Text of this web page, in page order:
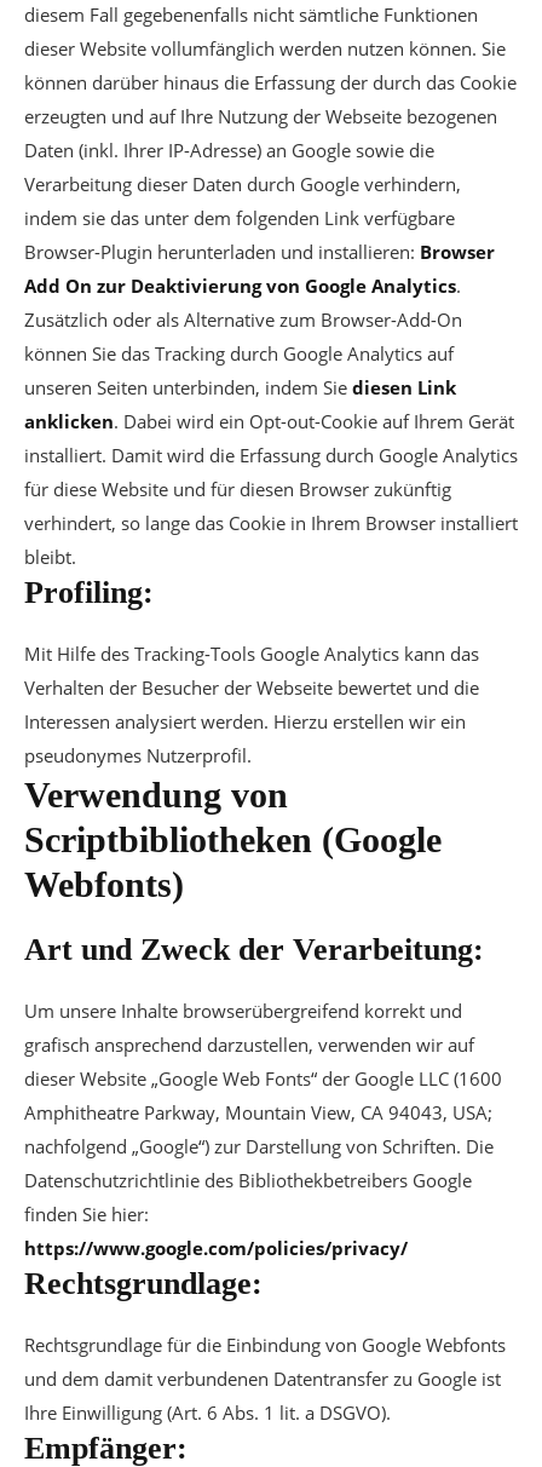
diesem Fall gegebenenfalls nicht sämtliche Funktionen
dieser Website vollumfänglich werden nutzen können. Sie
können darüber hinaus die Erfassung der durch das Cookie
erzeugten und auf Ihre Nutzung der Webseite bezogenen
Daten (inkl. Ihrer IP-Adresse) an Google sowie die
Verarbeitung dieser Daten durch Google verhindern,
indem sie das unter dem folgenden Link verfügbare
Browser-Plugin herunterladen und installieren: Browser
Add On zur Deaktivierung von Google Analytics.
Zusätzlich oder als Alternative zum Browser-Add-On
können Sie das Tracking durch Google Analytics auf
unseren Seiten unterbinden, indem Sie diesen Link
anklicken. Dabei wird ein Opt-out-Cookie auf Ihrem Gerät
installiert. Damit wird die Erfassung durch Google Analytics
für diese Website und für diesen Browser zukünftig
verhindert, so lange das Cookie in Ihrem Browser installiert
bleibt.
Profiling:
Mit Hilfe des Tracking-Tools Google Analytics kann das
Verhalten der Besucher der Webseite bewertet und die
Interessen analysiert werden. Hierzu erstellen wir ein
pseudonymes Nutzerprofil.
Verwendung von
Scriptbibliotheken (Google
Webfonts)
Art und Zweck der Verarbeitung:
Um unsere Inhalte browserübergreifend korrekt und
grafisch ansprechend darzustellen, verwenden wir auf
dieser Website „Google Web Fonts“ der Google LLC (1600
Amphitheatre Parkway, Mountain View, CA 94043, USA;
nachfolgend „Google“) zur Darstellung von Schriften. Die
Datenschutzrichtlinie des Bibliothekbetreibers Google
finden Sie hier:
https://www.google.com/policies/privacy/
Rechtsgrundlage:
Rechtsgrundlage für die Einbindung von Google Webfonts
und dem damit verbundenen Datentransfer zu Google ist
Ihre Einwilligung (Art. 6 Abs. 1 lit. a DSGVO).
Empfänger: